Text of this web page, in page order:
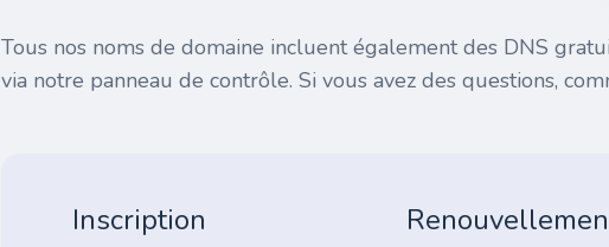
Tous nos noms de domaine incluent également des DNS
via notre panneau de contrôle. Si vous avez des questions,
Inscription